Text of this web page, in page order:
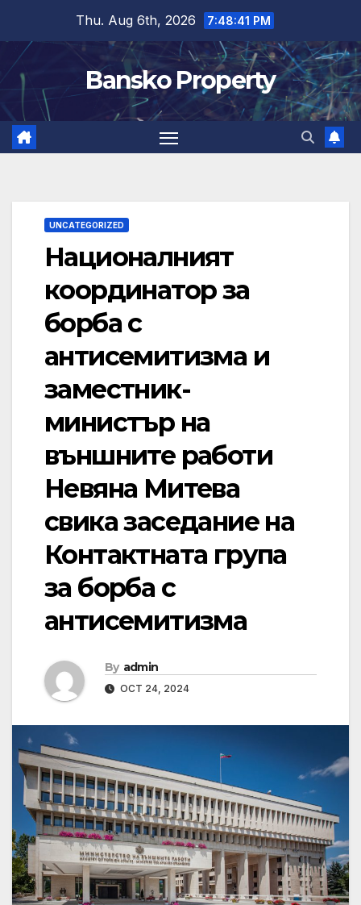
content
Thu. Aug 6th, 2026 7:48:42 PM
Bansko Property
UNCATEGORIZED
Националният
координатор за
борба с
антисемитизма и
заместник-
министър на
външните работи
Невяна Митева
свика заседание на
Контактната група
за борба с
антисемитизма
By admin
OCT 24, 2024